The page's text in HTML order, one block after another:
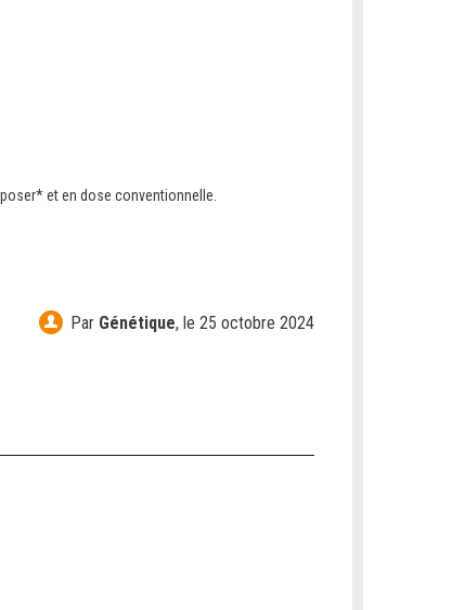
et en dose conventionnelle.
Par Génétique, le 25 octobre 2024